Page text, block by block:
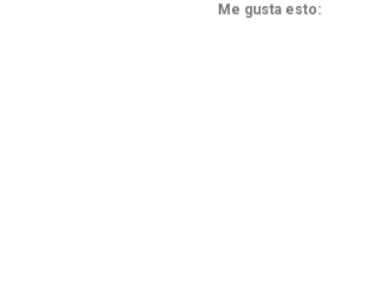
Me gusta esto: